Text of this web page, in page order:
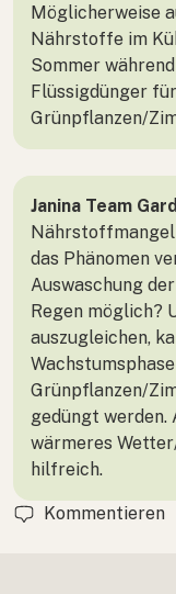
Möglicherweise
Nährstoffe im
Sommer
Flüssigdünger für
Grünpflanzen/
Janina Team
das Phänomen
Auswaschung
Regen möglich?
auszugleichen,
Grünpflanzen/
gedüngt werden.
wärmeres
hilfreich.
Kommentieren